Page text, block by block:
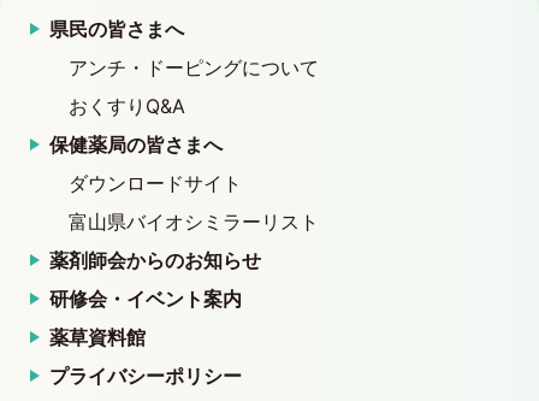
県民の皆さまへ
アンチ・ドーピングについて
おくすりQ&A
保健薬局の皆さまへ
ダウンロードサイト
富山県バイオシミラーリスト
薬剤師会からのお知らせ
研修会・イベント案内
薬草資料館
プライバシーポリシー